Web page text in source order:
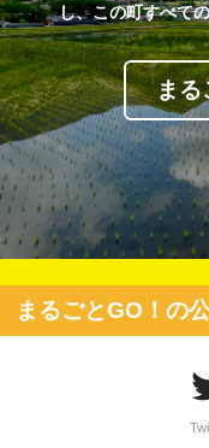
し、この町すべて
まる
まるごとGO！の